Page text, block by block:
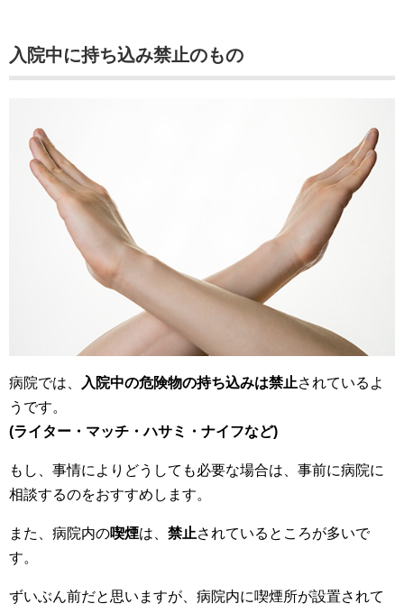
入院中に持ち込み禁止のもの
病院では、 入院中の危険物の持ち込みは禁止されているよ
うです。
(ライター・マッチ・ハサミ・ナイフなど)
もし、事情によりどうしても必要な場合は、事前に病院に
相談するのをおすすめします。
また、病院内の喫煙は、 禁止されているところが多いで
す。
ずいぶん前だと思いますが、病院内に喫煙所が設置されて